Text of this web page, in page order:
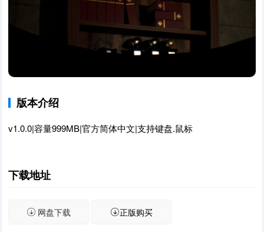
版本介绍
v1.0.0|容量999MB|官方简体中文|支持键盘.鼠标
下载地址
网盘下载 正版购买